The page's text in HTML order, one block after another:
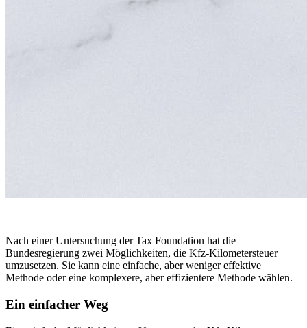
Nach einer Untersuchung der Tax Foundation hat die
Bundesregierung zwei Möglichkeiten, die Kfz-Kilometersteuer
umzusetzen. Sie kann eine einfache, aber weniger effektive
Methode oder eine komplexere, aber effizientere Methode wählen.
Ein einfacher Weg